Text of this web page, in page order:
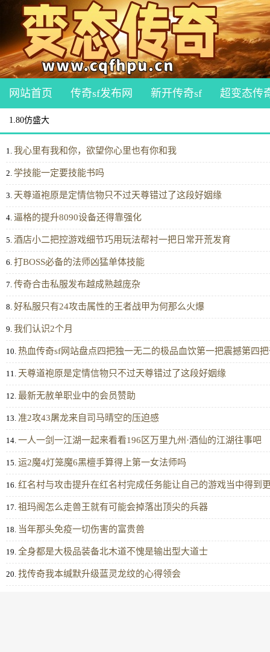
网站首页 传奇sf发布网 新开传奇sf 超变态传
1.80仿盛大
1. 我心里有我和你，欲望你心里也有你和我
2. 学技能一定要技能书吗
3. 天尊道袍原是定情信物只不过天尊错过了这段好姻缘
4. 逼格的提升8090设备还得靠强化
5. 酒店小二把控游戏细节巧用玩法帮衬一把日常开荒发育
6. 打BOSS必备的法师凶猛单体技能
7. 传奇合击私服发布越成熟越庞杂
8. 好私服只有24攻击属性的王者战甲为何那么火爆
9. 我们认识2个月
10. 热血传奇sf网站盘点四把独一无二的极品血饮第一把震撼第四
11. 天尊道袍原是定情信物只不过天尊错过了这段好姻缘
12. 最新无赦单职业中的会员赞助
13. 准2攻43屠龙来自司马晴空的压迫感
14. 一人一剑一江湖一起来看看196区万里九州·酒仙的江湖往事吧
15. 运2魔4灯笼魔6黑檀手算得上第一女法师吗
16. 红名村与攻击提升在红名村完成任务能让自己的游戏当中得到
17. 祖玛阁怎么走兽王就有可能会掉落出顶尖的兵器
18. 当年那头免疫一切伤害的富贵兽
19. 全身都是大极品装备北木道不愧是输出型大道士
20. 找传奇我本缄默升级蓝灵龙纹的心得领会